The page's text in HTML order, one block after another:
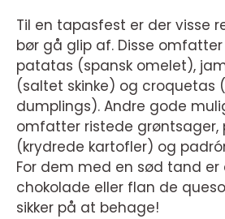
Til en tapasfest er der visse
bør gå glip af. Disse
patatas (spansk omelet),
(saltet skinke) og croquetas
dumplings). Andre gode
omfatter ristede grøntsager,
(krydrede kartofler) og
For dem med en sød tand er
chokolade eller flan de
sikker på at behage!